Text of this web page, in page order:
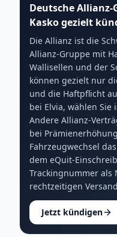
Deutsche Allianz-
Kasko gezielt
Die Allianz ist die
Allianz-Gruppe mit
Wallisellen und der
können gezielt nur
und die Haftpflicht
bei Elvia, wählen Sie
Andere Allianz-
bei
Fahrzeugwechsel
dem eQuit-
Trackingnummer als
rechtzeitigen
Jetzt kündigen